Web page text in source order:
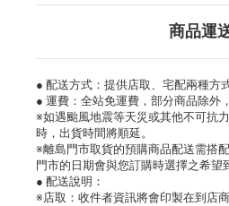
商品運
● 配送方式：提供店取、宅配兩種方
● 運費：全站免運費，部分商品除外
※如遇颱風地震等天災或其他不可抗
時，出貨時間將順延。
※離島門市取貨的預購商品配送需搭
門市的日期會與您訂購時選擇之希望
● 配送說明：
※店取：收件者資訊將會印製在到店